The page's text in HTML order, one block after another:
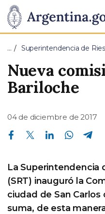
Presidencia
de
la
Nación
Pasar al contenido
… Superintendencia de
Nueva
Bariloche
04 de diciembre de 2017
Compartir en Facebook Compartir en Twitter Compartir en Linkedin Compartir en Whatsapp
La Superintendencia
(SRT) inauguró la
ciudad de San
suma, de esta